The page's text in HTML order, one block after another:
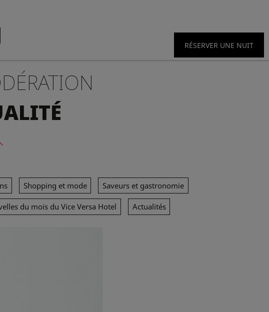
RÉSERVER UNE NUIT
Shopping et mode Saveurs et gastronomie
du mois du Vice Versa Hotel Actualités